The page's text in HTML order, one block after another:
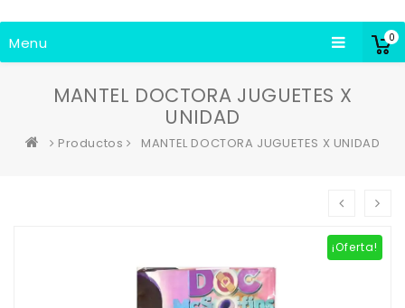
0
Menu
MANTEL DOCTORA JUGUETES X
UNIDAD
Productos MANTEL DOCTORA JUGUETES X UNIDAD
¡Oferta!